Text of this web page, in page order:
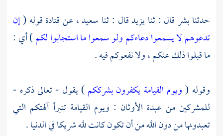
حدثنابشرقال : ثنايزيدقال : ثنا سعيد ،عنقتادةقوله (إن
تدعوهم لا يسمعوا دعاءكم ولو سمعوا ما استجابوا لكم) أي :
ما قبلوا ذلك عنكم ، ولا نفعوكم فيه .
وقوله (ويوم القيامة يكفرون بشرككم) يقول - تعالى ذكره -
للمشركين من عبدة الأوثان : ويوم القيامة تتبرأ آلهتكم التي
تعبدونها من دون الله من أن تكون كانت لله شريكا في الدنيا .